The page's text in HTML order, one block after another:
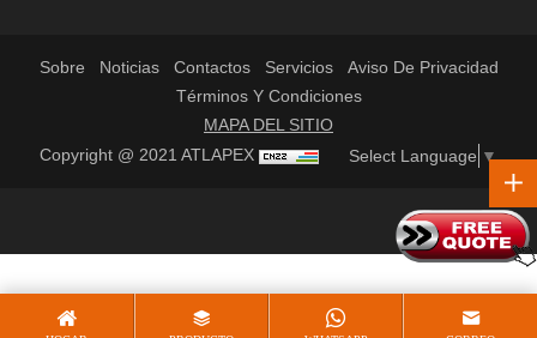
Sobre Noticias Contactos Servicios
Aviso De Privacidad
Términos Y Condiciones
MAPA DEL SITIO
Copyright @ 2021 ATLAPEX
Select Language ▼